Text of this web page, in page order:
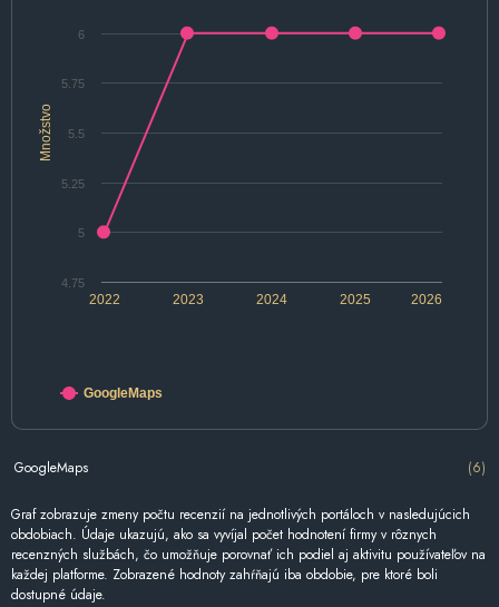
Množstvo
2022 2024 2026
2023 2025
4.75
5
5.25
5.5
5.75
6
GoogleMaps
GoogleMaps (6)
Graf zobrazuje zmeny počtu recenzií na jednotlivých portáloch v nasledujúcich
obdobiach. Údaje ukazujú, ako sa vyvíjal počet hodnotení firmy v rôznych
recenzných službách, čo umožňuje porovnať ich podiel aj aktivitu používateľov na
každej platforme. Zobrazené hodnoty zahŕňajú iba obdobie, pre ktoré boli
dostupné údaje.